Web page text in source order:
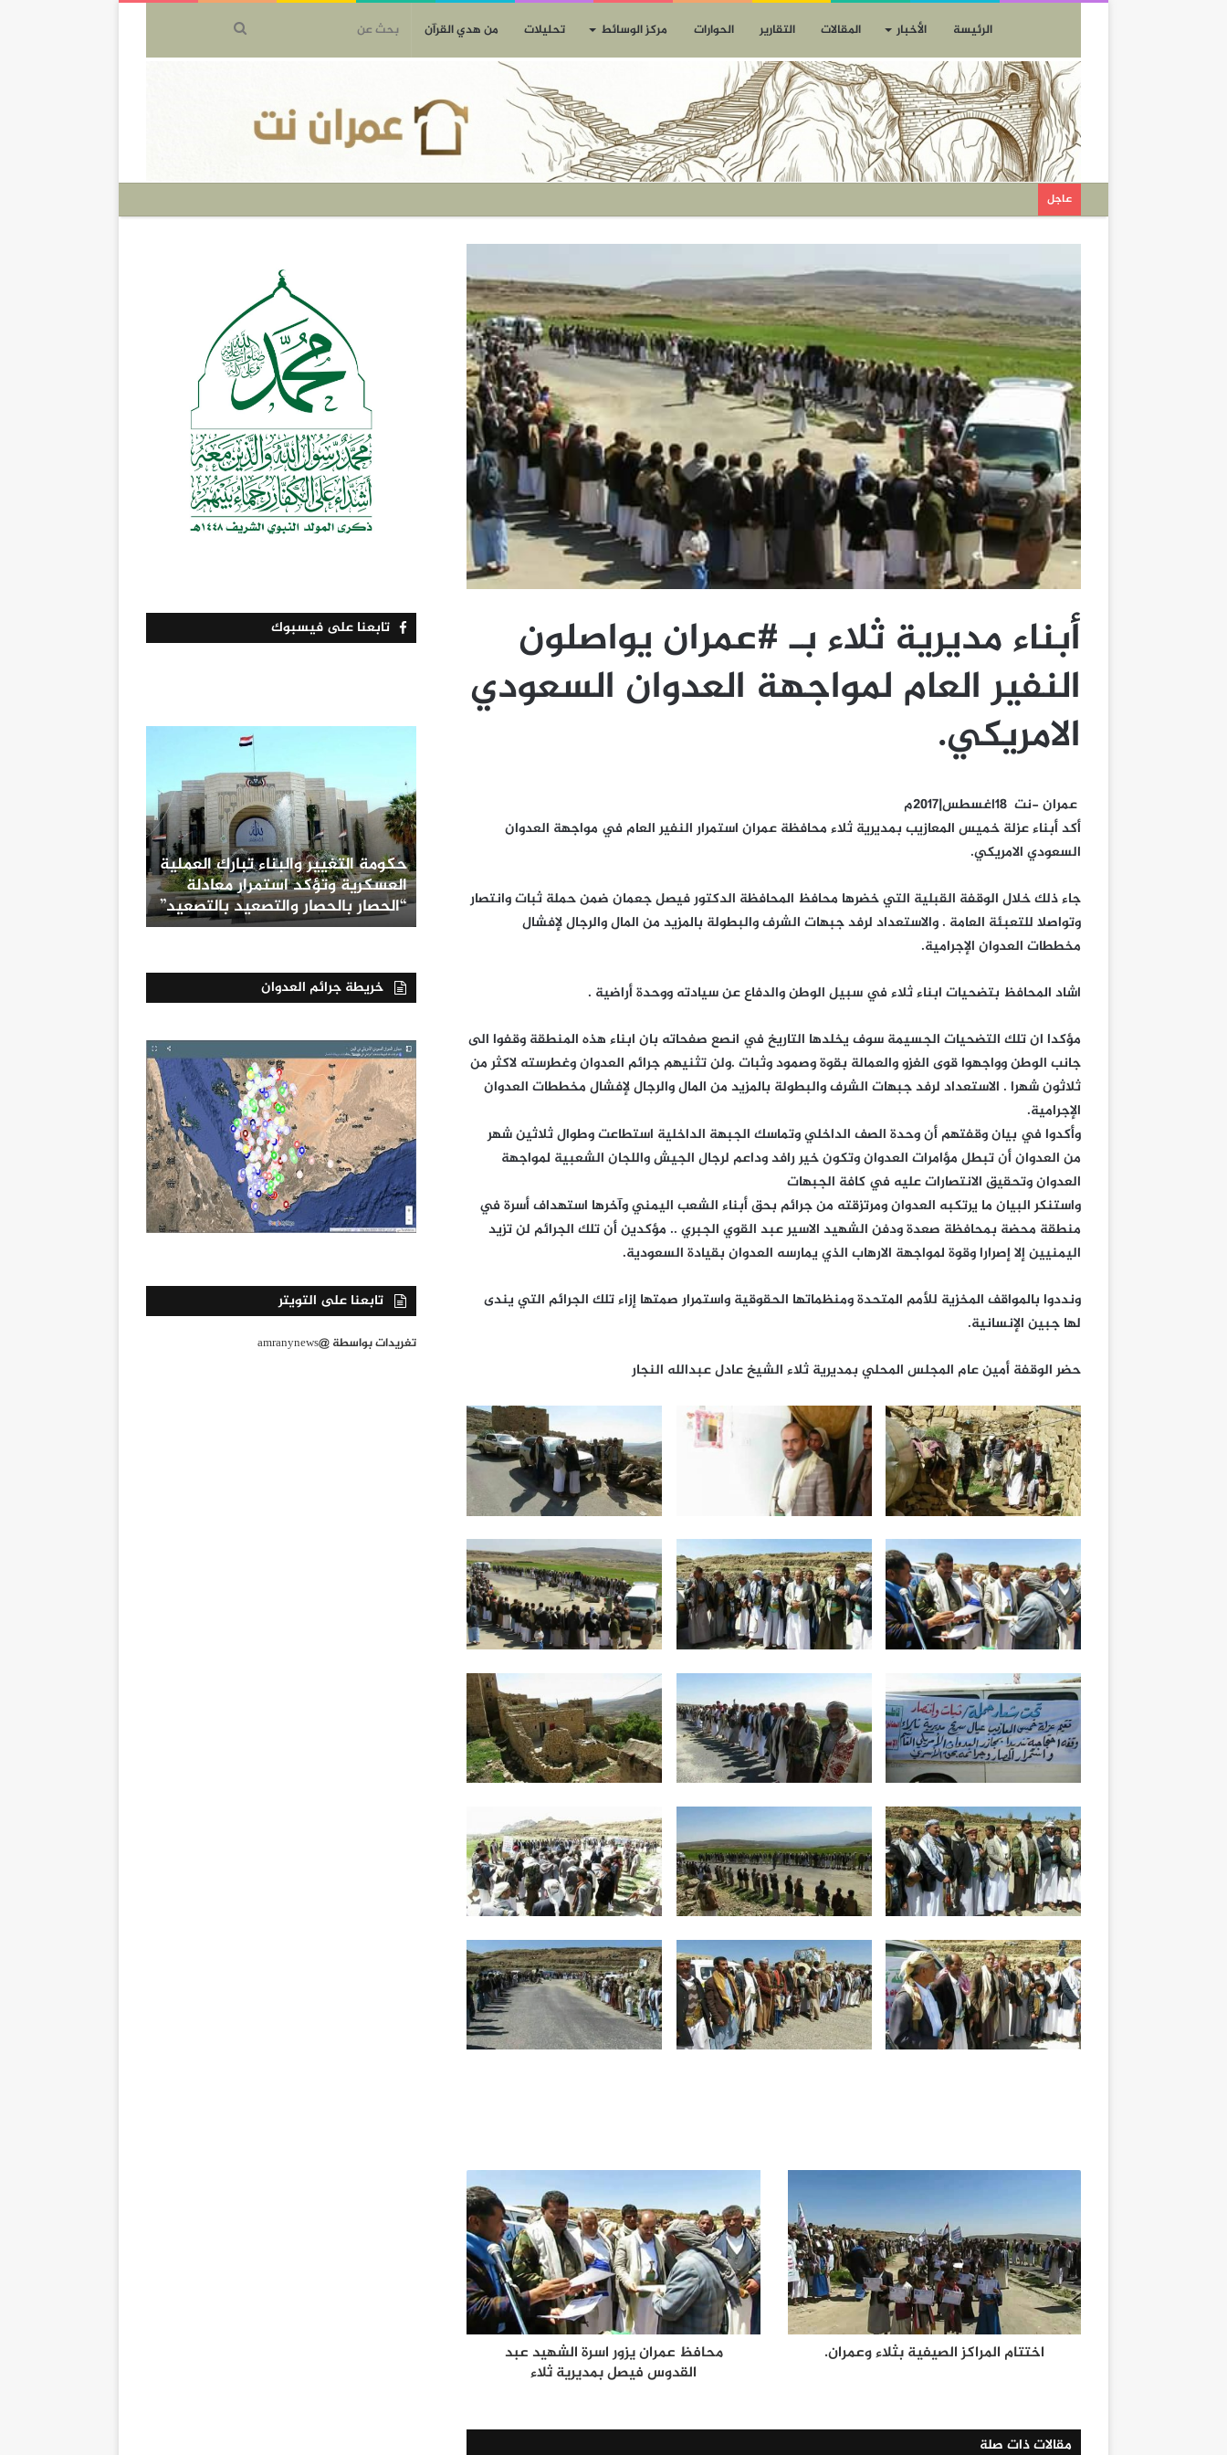
الرئيسة الأخبار المقالات التقارير الحوارات مركز الوسائط تحليلات من هدي القرآن
عاجل
أبناء مديرية ثلاء بـ #عمران يواصلون
النفير العام لمواجهة العدوان السعودي
الامريكي.
عمران -نت 18اغسطس|2017م
أكد أبناء عزلة خميس المعازيب بمديرية ثلاء محافظة عمران استمرار النفير العام في مواجهة العدوان
السعودي الامريكي.
جاء ذلك خلال الوقفة القبلية التي خضرها محافظ المحافظة الدكتور فيصل جعمان ضمن حملة ثبات وانتصار
وتواصلا للتعبئة العامة . والاستعداد لرفد جبهات الشرف والبطولة بالمزيد من المال والرجال لإفشال
مخططات العدوان الإجرامية.
اشاد المحافظ بتضحيات ابناء ثلاء في سبيل الوطن والدفاع عن سيادته ووحدة أراضية .
مؤكدا ان تلك التضحيات الجسيمة سوف يخلدها التاريخ في انصع صفحاته بان ابناء هذه المنطقة وقفوا الى
جانب الوطن وواجهوا قوى الغزو والعمالة بقوة وصمود وثبات .ولن تثنيهم جرائم العدوان وغطرسته لاكثر من
ثلاثون شهرا . الاستعداد لرفد جبهات الشرف والبطولة بالمزيد من المال والرجال لإفشال مخططات العدوان
الإجرامية.
وأكدوا في بيان وقفتهم أن وحدة الصف الداخلي وتماسك الجبهة الداخلية استطاعت وطوال ثلاثين شهر
من العدوان أن تبطل مؤامرات العدوان وتكون خير رافد وداعم لرجال الجيش واللجان الشعبية لمواجهة
العدوان وتحقيق الانتصارات عليه في كافة الجبهات
واستنكر البيان ما يرتكبه العدوان ومرتزقته من جرائم بحق أبناء الشعب اليمني وآخرها استهداف أسرة في
منطقة محضة بمحافظة صعدة ودفن الشهيد الاسير عبد القوي الجبري .. مؤكدين أن تلك الجرائم لن تزيد
اليمنيين إلا إصرارا وقوة لمواجهة الارهاب الذي يمارسه العدوان بقيادة السعودية.
ونددوا بالمواقف المخزية للأمم المتحدة ومنظماتها الحقوقية واستمرار صمتها إزاء تلك الجرائم التي يندى
لها جبين الإنسانية.
حضر الوقفة أمين عام المجلس المحلي بمديرية ثلاء الشيخ عادل عبدالله النجار
اختتام المراكز الصيفية بثلاء وعمران.
محافظ عمران يزور اسرة الشهيد عبد
القدوس فيصل بمديرية ثلاء
مقالات ذات صلة
تابعنا على فيسبوك
حكومة التغيير والبناء تبارك العملية
العسكرية وتؤكد استمرار معادلة
“الحصار بالحصار والتصعيد بالتصعيد”
خريطة جرائم العدوان
تابعنا على التويتر
تغريدات بواسطة @amranynews